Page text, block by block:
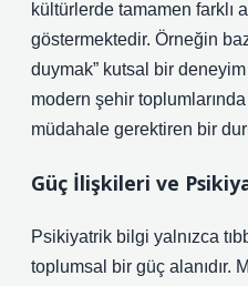
kültürlerde tamamen farklı
göstermektedir. Örneğin
duymak” kutsal bir
modern şehir
müdahale gerektiren bir
Güç İlişkileri ve
Psikiyatrik bilgi yalnızca
toplumsal bir güç alanıdır.